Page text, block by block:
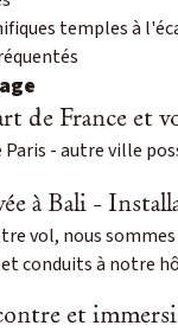
temples à
de France et
Paris - autre ville
Bali - Installation à
vol, nous
conduits à notre
et immersion dans la